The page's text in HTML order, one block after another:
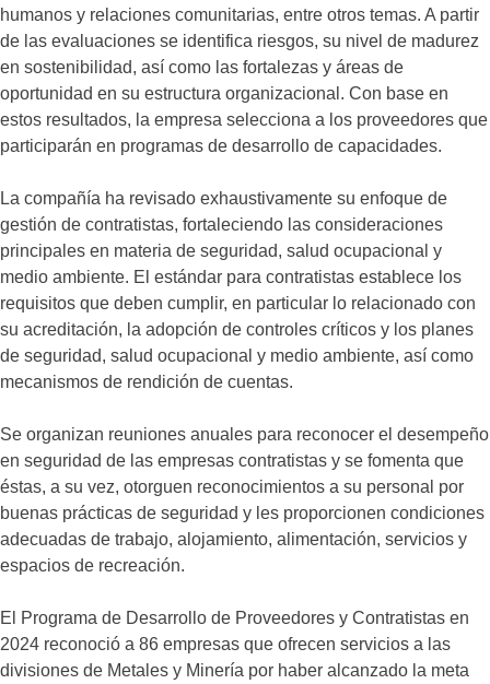
humanos y relaciones comunitarias, entre otros temas. A partir
de las evaluaciones se identifica riesgos, su nivel de madurez
en sostenibilidad, así como las fortalezas y áreas de
oportunidad en su estructura organizacional. Con base en
estos resultados, la empresa selecciona a los proveedores que
participarán en programas de desarrollo de capacidades.
La compañía ha revisado exhaustivamente su enfoque de
gestión de contratistas, fortaleciendo las consideraciones
principales en materia de seguridad, salud ocupacional y
medio ambiente. El estándar para contratistas establece los
requisitos que deben cumplir, en particular lo relacionado con
su acreditación, la adopción de controles críticos y los planes
de seguridad, salud ocupacional y medio ambiente, así como
mecanismos de rendición de cuentas.
Se organizan reuniones anuales para reconocer el desempeño
en seguridad de las empresas contratistas y se fomenta que
éstas, a su vez, otorguen reconocimientos a su personal por
buenas prácticas de seguridad y les proporcionen condiciones
adecuadas de trabajo, alojamiento, alimentación, servicios y
espacios de recreación.
El Programa de Desarrollo de Proveedores y Contratistas en
2024 reconoció a 86 empresas que ofrecen servicios a las
divisiones de Metales y Minería por haber alcanzado la meta